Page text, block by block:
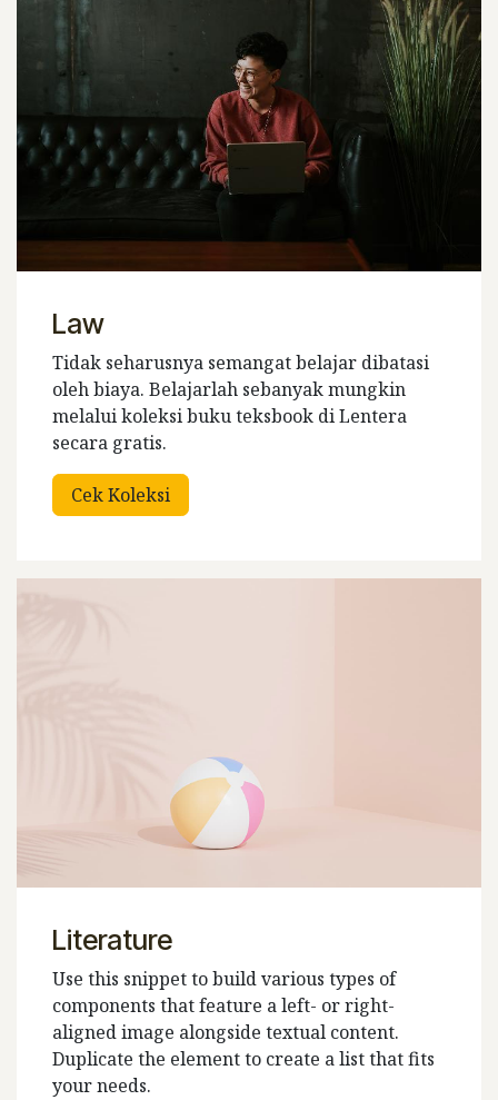
Law
Tidak seharusnya semangat belajar dibatasi
oleh biaya. Belajarlah sebanyak mungkin
melalui koleksi buku teksbook di Lentera
secara gratis.
Cek Koleksi
Literature
Use this snippet to build various types of
components that feature a left- or right-
aligned image alongside textual content.
Duplicate the element to create a list that fits
your needs.